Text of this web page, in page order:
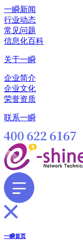
一瞬新闻
行业动态
常见问题
信息化百科
关于一瞬
企业简介
企业文化
荣誉资质
联系一瞬
一瞬首页